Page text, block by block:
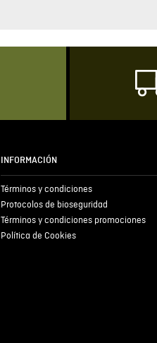
INFORMACIÓN
Términos y condiciones
Protocolos de bioseguridad
Términos y condiciones promociones
Política de Cookies